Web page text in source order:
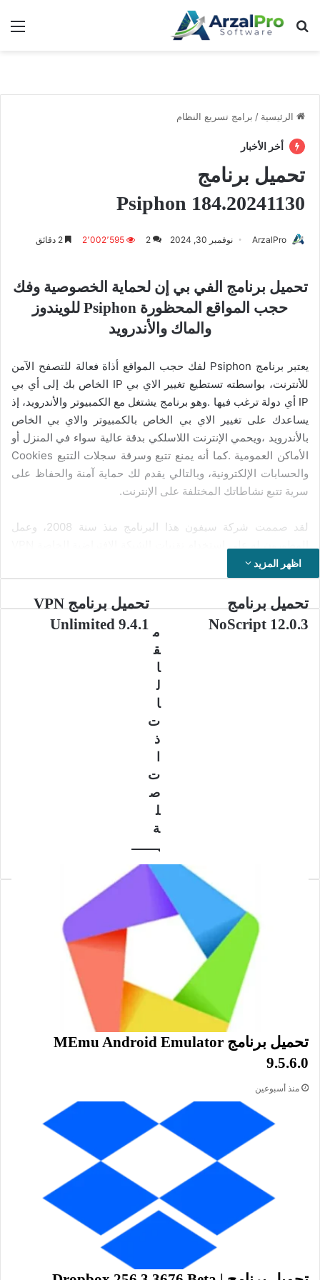
بحث عن
الرئيسية / برامج تسريع النظام
أخر الأخبار
تحميل برنامج
Psiphon 184.20241130
ArzalPro نوفمبر 30, 2024 2 2٬002٬595
تحميل برنامج الفي بي إن لحماية الخصوصية وفك
حجب المواقع المحظورة Psiphon للويندوز
والماك والأندرويد
يعتبر برنامج Psiphon لفك حجب المواقع أذاة فعالة للتصفح الآمن
للأنترنت، بواسطته تستطيع تغيير الاي بي IP الخاص بك إلى أي بي
IP أي دولة ترغب فيها .وهو برنامج يشتغل مع الكمبيوتر والأندرويد، إذ
يساعدك على تغيير الاي بي الخاص بالكمبيوتر والاي بي الخاص
بالأندرويد ،ويحمي الإنترنت اللاسلكي بدقة عالية سواء في المنزل أو
الأماكن العمومية .كما أنه يمنع تتبع وسرقة سجلات التتبع Cookies
والحسابات الإلكترونية، وبالتالي يقدم لك حماية آمنة والحفاظ على
سرية تتبع نشاطاتك المختلفة على الإنترنت.
لقد صممت شركة سيفون هذا البرنامج منذ سنة 2008، وعمل
من الإبحار في شبكة الإنترنت وتفقد محتوياته بدون شرط أي قيد.
ويوفر لك البرنامج حماية خصوصيتك حتى تتمكن من تصفح الإنترنت
ومحتوياته بشكل مفتوح وبدون قيود. لا يقوم البرنامج برفع مستوى
خصوصيتك على الأنترنت. يتغير عنوان بروتوكول الأنترنت لبرنامج
سيفون الخاص بك بشكل مستمر، بحيث يقوم العميل الخاص بك
يقوم برنامج سيفون Psiphon لبرامج الويندوز بخدمة جميع اتصالاتك
على الإنترنت كحلقة وصل ،حينما يكون الاتصال يعمل بنجاح مع
الشبكة الافتراضية الخاصة VPN فإنً جميع الاتصالات والمعلومات
– البرنامج مجاني للويندوز والأندرويد يوفر عليك التكلفة المالية
– يساعدك البرنامج على حماية الكمبيوتر والأندرويد من التجسس
والاختراق بتغيير الاي بي الخاص بك.
– يساعدك على حماية المتصف الذي تستعمله في استخدام الأنترنت
من البرمجيات الضارة والخبيثة.
برنامج مفتوح المصدر:
برنامج Psiphon هو مشروع مفتوح المصدر لا يخضع لقيود. يمكنك
أن تحصل على شفرة البرمجة الكاملة للبرنامج وكذلك تجد ملفات
الشرح أنقر على
اظهر المزيد
تحميل
NoScript
تحميل برنامج
NoScript 12.0.3
تحميل
VPN
تحميل برنامج VPN
Unlimited 9.4.1 م
ق
ا
ل
ا
ت
ذ
ت
ص
ل
ة
تحميل برنامج MEmu Android Emulator
9.5.6.0
منذ أسبوعين